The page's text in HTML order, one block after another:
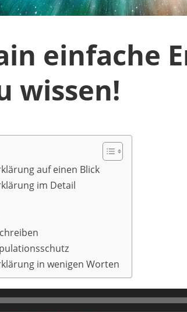
einfache
wissen!
auf einen Blick
im Detail
in wenigen Worten